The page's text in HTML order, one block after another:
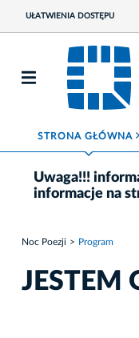
UŁATWIENIA DOSTĘPU
STRONA GŁÓWNA
Uwaga!!!
informacje na
Noc Poezji Program
JESTEM